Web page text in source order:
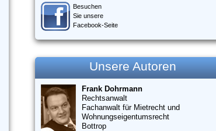
Besuchen
Sie unsere
Facebook-Seite
Unsere Autoren
Frank Dohrmann
Rechtsanwalt
Fachanwalt für Mietrecht und
Wohnungseigentumsrecht
Bottrop